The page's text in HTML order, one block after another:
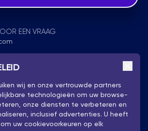
EEN VRAAG
wij en onze vertrouwde partners
technologieën om uw browse-
onze diensten te verbeteren en
inclusief advertenties. U heeft
uw cookievoorkeuren op elk